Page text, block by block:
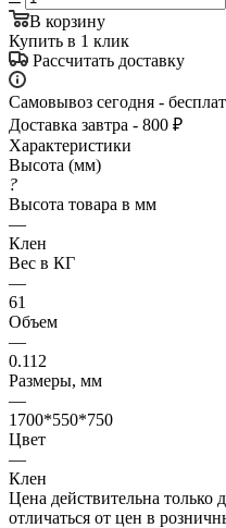
В корзину
Купить в 1 клик
Рассчитать доставку
Самовывоз сегодня -
Доставка завтра - 800 ₽
Характеристики
Высота (мм)
?
Высота товара в мм
—
Клен
Вес в КГ
—
61
Объем
—
0.112
Размеры, мм
—
1700*550*750
Цвет
—
Клен
Цена действительна только
отличаться от цен в